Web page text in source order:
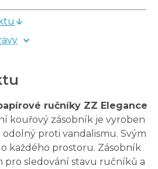
ručníky ZZ Elegance
kouřový zásobník je vyroben
odolný proti vandalismu. Svým
každého prostoru. Zásobník
pro sledování stavu ručníků a